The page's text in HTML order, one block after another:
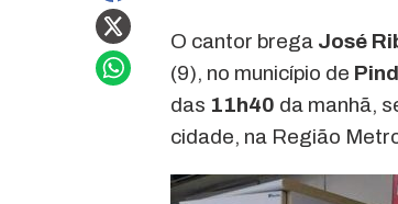
O cantor brega José
(9), no município de
das 11h40 da manhã,
cidade, na Região